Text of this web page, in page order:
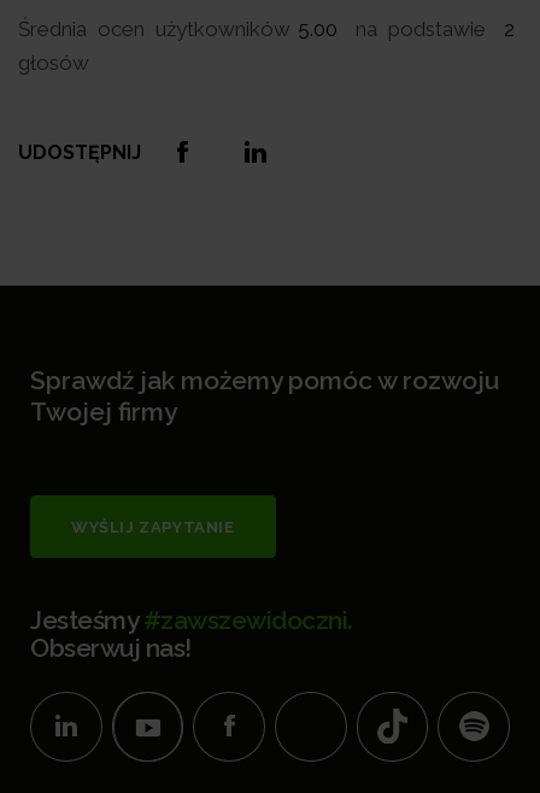
Średnia ocen użytkowników 5.00 na podstawie
2
głosów
UDOSTĘPNIJ
Sprawdź jak możemy pomóc w rozwoju
Twojej firmy
WYŚLIJ ZAPYTANIE
Jesteśmy#zawszewidoczni.
Obserwuj nas!